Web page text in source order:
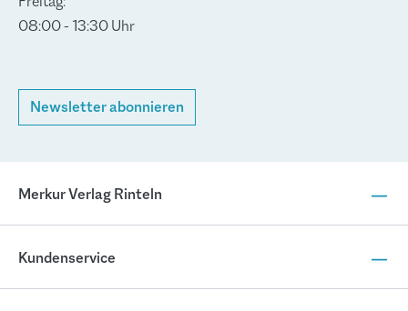
08:00 - 13:30 Uhr
Newsletter abonnieren
Merkur Verlag Rinteln
Kundenservice